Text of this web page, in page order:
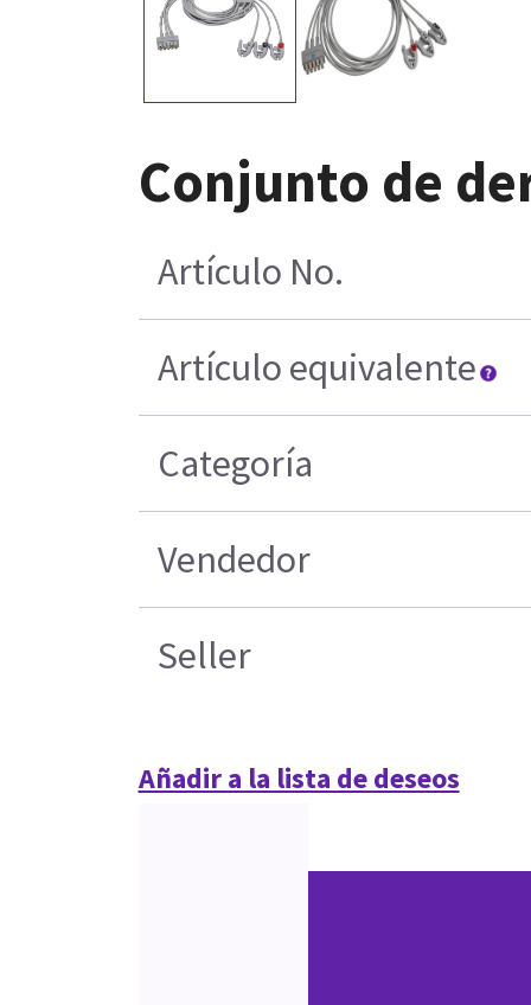
Conjunto de
Artículo No.
Artículo equivalente
Categoría
Vendedor
Seller
Añadir a la lista de deseos